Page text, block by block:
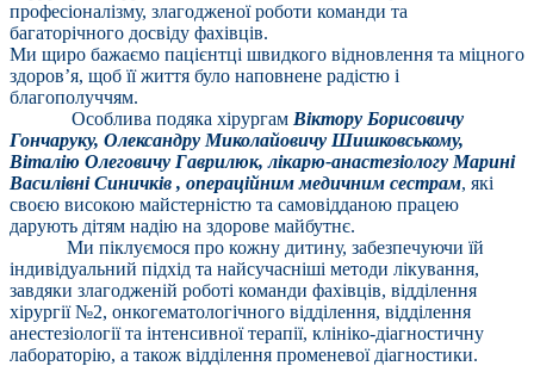
професіоналізму, злагодженої роботи команди та
багаторічного досвіду фахівців.
Ми щиро бажаємо пацієнтці швидкого відновлення та міцного
здоров’я, щоб її життя було наповнене радістю і
благополуччям.
Особлива подяка хірургам Віктору Борисовичу
Гончаруку, Олександру Миколайовичу Шишковському,
Віталію Олеговичу Гаврилюк, лікарю-анастезіологу Марині
Василівні Синичків , операційним медичним сестрам, які
своєю високою майстерністю та самовідданою працею
дарують дітям надію на здорове майбутнє.
Ми піклуємося про кожну дитину, забезпечуючи їй
індивідуальний підхід та найсучасніші методи лікування,
завдяки злагодженій роботі команди фахівців, відділення
хірургії №2, онкогематологічного відділення, відділення
анестезіології та інтенсивної терапії, клініко-діагностичну
лабораторію, а також відділення променевої діагностики.